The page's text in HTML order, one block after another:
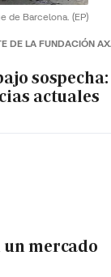
de Barcelona. (EP)
sospecha:
actuales
DE LA FUNDACIÓN
mercado